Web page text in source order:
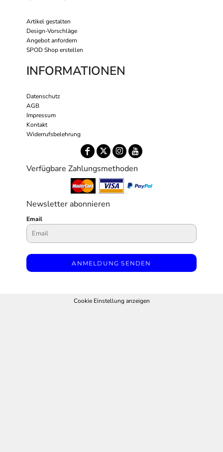
Artikel gestalten
Design-Vorschläge
Angebot anfordern
SPOD Shop erstellen
INFORMATIONEN
Datenschutz
AGB
Impressum
Kontakt
Widerrufsbelehrung
Verfügbare Zahlungsmethoden
Newsletter abonnieren
Email
ANMELDUNG SENDEN
Cookie Einstellung anzeigen